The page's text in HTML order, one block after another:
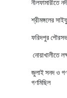
নীলফামারীতে
শ্রীমঙ্গলের
ফরিদপুর
নোয়াখালীতে
জুলাই সনদ ও
গণমিছিল